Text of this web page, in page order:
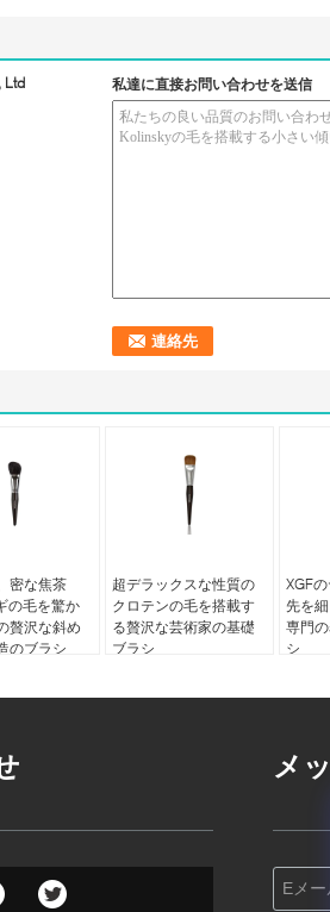
Ltd
私達に直接お問い合わせを送信
密な焦茶
の毛を驚か
贅沢な斜め
のブラシ
超デラックスな性質の
クロテンの毛を搭載す
る贅沢な芸術家の基礎
ブラシ
XGF
先を
専門
シ
メ